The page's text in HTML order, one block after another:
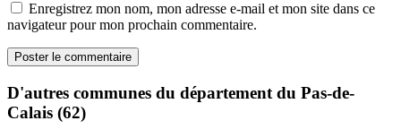
Enregistrez mon nom, mon adresse e-mail et mon site dans ce
navigateur pour mon prochain commentaire.
D'autres communes du département du Pas-de-
Calais (62)